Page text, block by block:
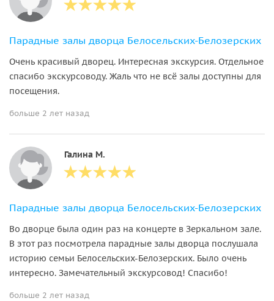
Парадные залы дворца Белосельских-Белозерских
Очень красивый дворец. Интересная экскурсия. Отдельное
спасибо экскурсоводу. Жаль что не всё залы доступны для
посещения.
больше 2 лет назад
Галина М.
Парадные залы дворца Белосельских-Белозерских
Во дворце была один раз на концерте в Зеркальном зале.
В этот раз посмотрела парадные залы дворца послушала
историю семьи Белосельских-Белозерских. Было очень
интересно. Замечательный экскурсовод! Спасибо!
больше 2 лет назад